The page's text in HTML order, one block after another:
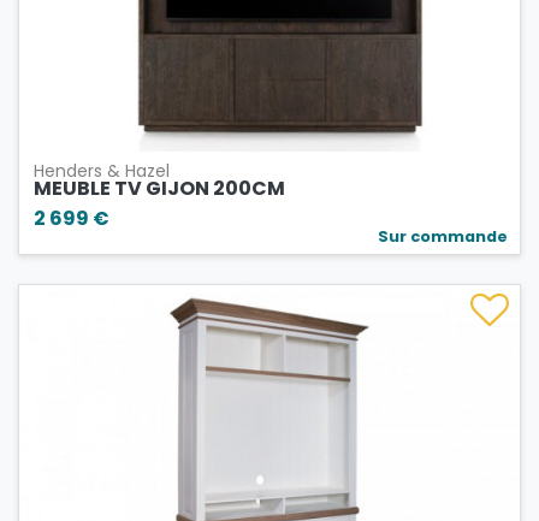
Henders & Hazel
MEUBLE TV GIJON 200CM
2 699 €
Sur commande